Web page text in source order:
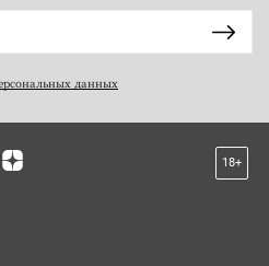
данных
18+